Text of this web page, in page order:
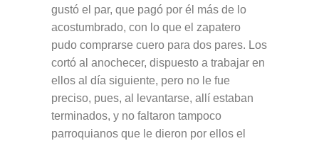
gustó el par, que pagó por él más de lo
acostumbrado, con lo que el zapatero
pudo comprarse cuero para dos pares. Los
cortó al anochecer, dispuesto a trabajar en
ellos al día siguiente, pero no le fue
preciso, pues, al levantarse, allí estaban
terminados, y no faltaron tampoco
parroquianos que le dieron por ellos el